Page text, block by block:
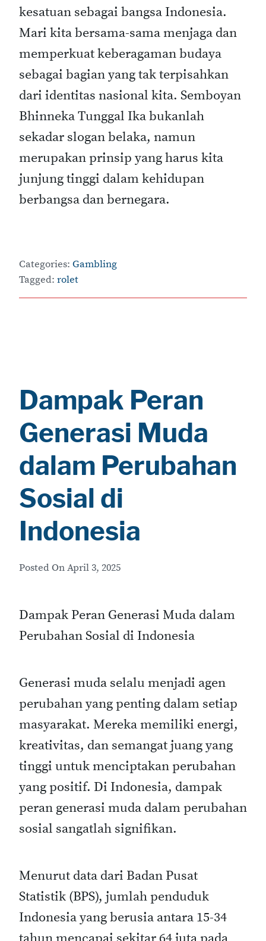
kesatuan sebagai bangsa Indonesia.
Mari kita bersama-sama menjaga dan
memperkuat keberagaman budaya
sebagai bagian yang tak terpisahkan
dari identitas nasional kita. Semboyan
Bhinneka Tunggal Ika bukanlah
sekadar slogan belaka, namun
merupakan prinsip yang harus kita
junjung tinggi dalam kehidupan
berbangsa dan bernegara.
Categories: Gambling
Tagged: rolet
Dampak Peran
Generasi Muda
dalam Perubahan
Sosial di
Indonesia
Posted OnApril 3, 2025
Dampak Peran Generasi Muda dalam
Perubahan Sosial di Indonesia
Generasi muda selalu menjadi agen
perubahan yang penting dalam setiap
masyarakat. Mereka memiliki energi,
kreativitas, dan semangat juang yang
tinggi untuk menciptakan perubahan
yang positif. Di Indonesia, dampak
peran generasi muda dalam perubahan
sosial sangatlah signifikan.
Menurut data dari Badan Pusat
Statistik (BPS), jumlah penduduk
Indonesia yang berusia antara 15-34